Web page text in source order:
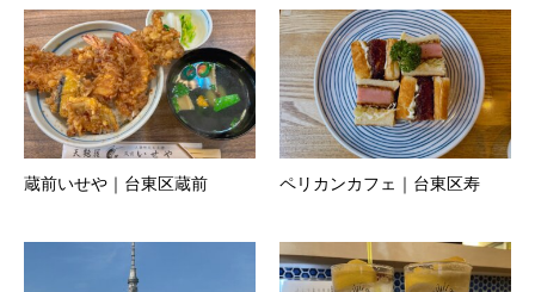
蔵前いせや｜台東区蔵前 ペリカンカフェ｜台東区寿